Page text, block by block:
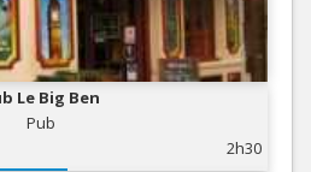
Le Big Ben
Pub
2h30